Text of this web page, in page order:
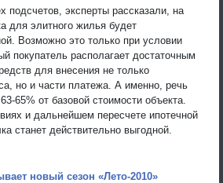
подсчетов, эксперты рассказали, на
для элитного жилья будет
Возможно это только при условии
покупатель располагает достаточным
для внесения не только
но и части платежа. А именно, речь
65% от базовой стоимости объекта.
и дальнейшем пересчете ипотечной
станет действительно выгодной.
новый сезон «Лето-2010»